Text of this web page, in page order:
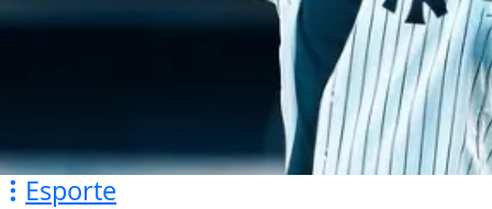
Esporte